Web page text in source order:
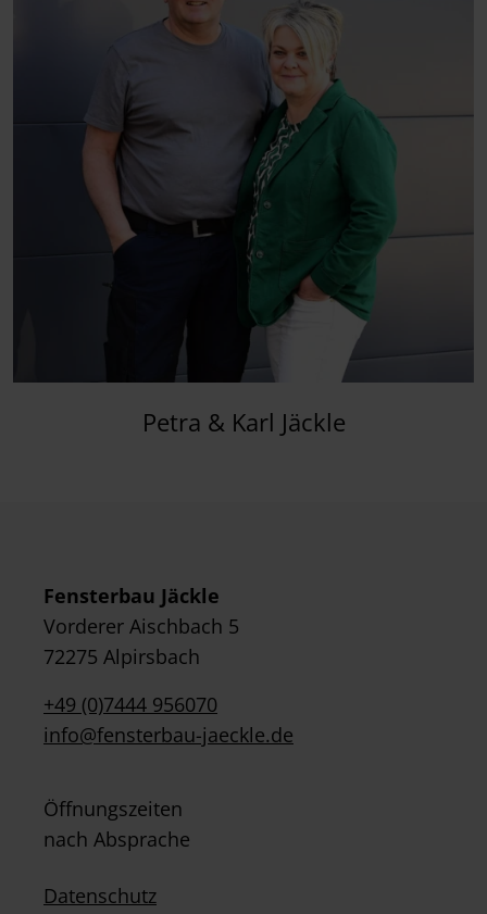
Petra & Karl Jäckle
Fensterbau Jäckle
Vorderer Aischbach 5
72275 Alpirsbach
+49 (0)7444 956070
info@fensterbau-jaeckle.de
Öffnungszeiten
nach Absprache
Datenschutz